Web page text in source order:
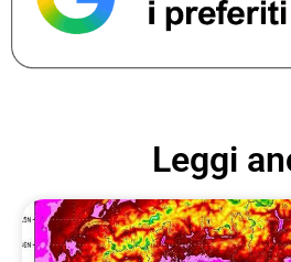
Leggi